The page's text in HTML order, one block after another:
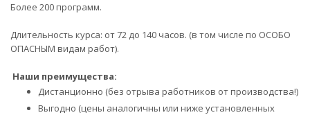
Более 200 программ.
Длительность курса: от 72 до 140 часов. (в том числе по ОСОБО
ОПАСНЫМ видам работ).
Наши преимущества:
Дистанционно (без отрыва работников от производства!)
Выгодно (цены аналогичны или ниже установленных